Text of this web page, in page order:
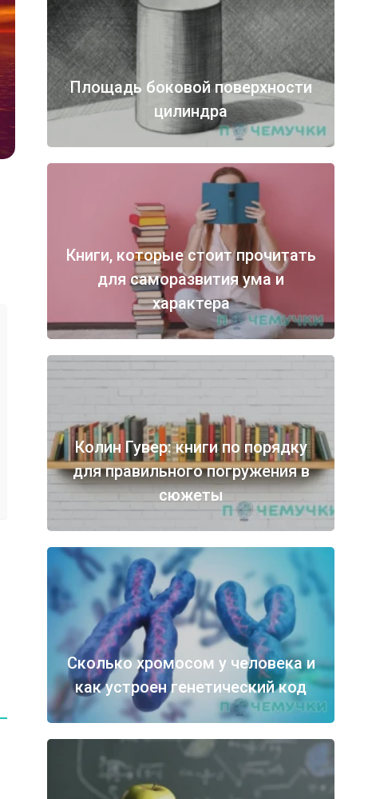
Площадь боковой поверхности
цилиндра
Книги, которые стоит прочитать
для саморазвития ума и
характера
Колин Гувер: книги по порядку
для правильного погружения в
сюжеты
Сколько хромосом у человека и
как устроен генетический код